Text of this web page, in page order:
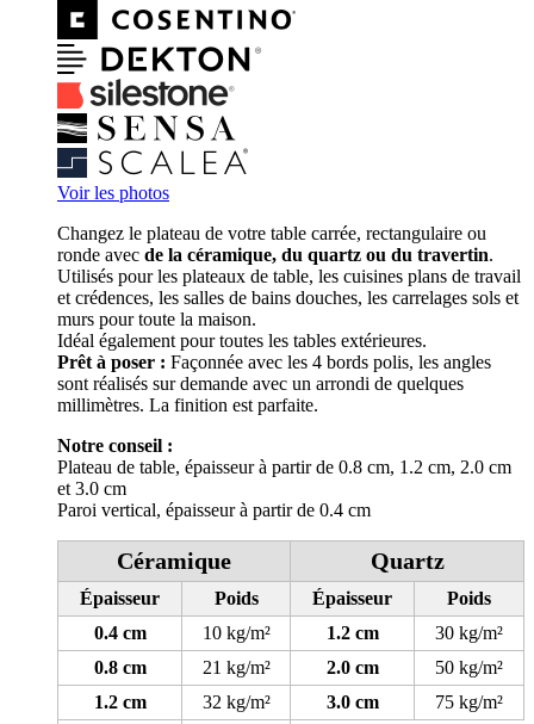
Voir les photos
Changez le plateau de votre table carrée, rectangulaire ou
ronde avec de la céramique, du quartz ou du travertin.
Utilisés pour les plateaux de table, les cuisines plans de travail
et crédences, les salles de bains douches, les carrelages sols et
murs pour toute la maison.
Idéal également pour toutes les tables extérieures.
Prêt à poser : Façonnée avec les 4 bords polis, les angles
sont réalisés sur demande avec un arrondi de quelques
millimètres. La finition est parfaite.
Notre conseil :
Plateau de table, épaisseur à partir de 0.8 cm, 1.2 cm, 2.0 cm
et 3.0 cm
Paroi vertical, épaisseur à partir de 0.4 cm
Céramique Quartz
Épaisseur Poids Épaisseur
Poids
0.4 cm
10 kg/m² 1.2 cm
30 kg/m²
0.8 cm
21 kg/m² 2.0 cm
50 kg/m²
1.2 cm
32 kg/m² 3.0 cm
75 kg/m²